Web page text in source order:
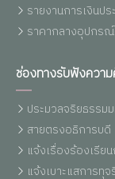
รายงานการเงินปร
ราคากลางอุปกร
ช่องทางรับฟังควา
ประมวลจริยธรรม
สายตรงอธิการบดี
แจ้งเรื่องร้องเรี
แจ้งเบาะแสการทุ